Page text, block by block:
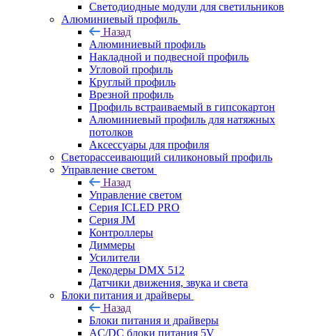
Светодиодные модули для светильников
Алюминиевый профиль
Назад
Алюминиевый профиль
Накладной и подвесной профиль
Угловой профиль
Круглый профиль
Врезной профиль
Профиль встраиваемый в гипсокартон
Алюминиевый профиль для натяжных
потолков
Аксессуары для профиля
Светорассеивающий силиконовый профиль
Управление светом
Назад
Управление светом
Серия ICLED PRO
Серия JM
Контроллеры
Диммеры
Усилители
Декодеры DMX 512
Датчики движения, звука и света
Блоки питания и драйверы
Назад
Блоки питания и драйверы
AC/DC блоки питания 5V